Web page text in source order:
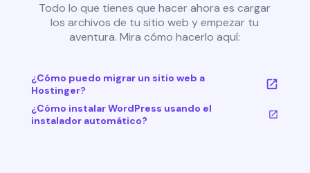
Todo lo que tienes que hacer ahora es cargar
los archivos de tu sitio web y empezar tu
aventura. Mira cómo hacerlo aquí:
¿Cómo puedo migrar un sitio web a
Hostinger?
¿Cómo instalar WordPress usando el
instalador automático?